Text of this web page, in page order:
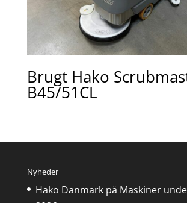
Brugt Hako
B45/51CL
Nyheder
Hako Danmark på Maskiner